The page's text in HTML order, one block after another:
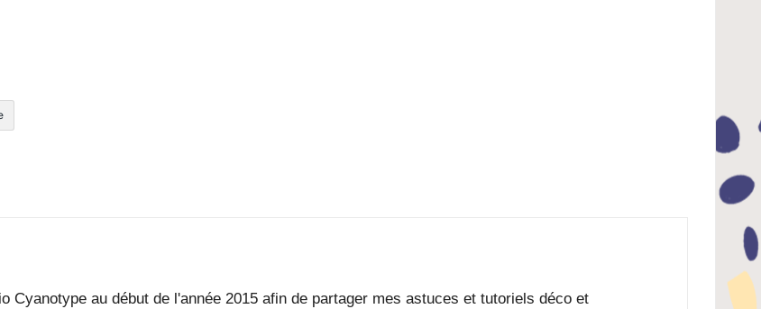
Cyanotype au début de l'année 2015 afin de partager mes astuces et tutoriels déco et